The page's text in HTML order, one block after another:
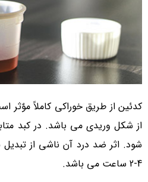
کدئین از طریق خوراکی کاملاً موٌثر
از شکل وریدی می باشد. در کبد
شود. اثر ضد درد آن ناشی از
4-2 ساعت می باشد.